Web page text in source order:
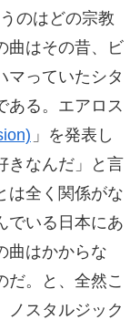
のはどの宗教
曲はその昔、ビ
マっていたシタ
ある。エアロス
」を発表し
きなんだ」と言
は全く関係がな
でいる日本にあ
曲はかからな
だ。と、全然こ
ノスタルジック